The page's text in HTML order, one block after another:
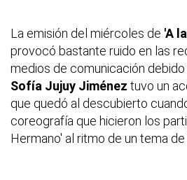
La emisión del miércoles de 'A
provocó bastante ruido en las
medios de comunicación
Sofía Jujuy Jiménez tuvo un
que quedó al descubierto
coreografía que hicieron los
Hermano' al ritmo de un tema de